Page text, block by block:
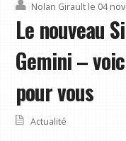
Nolan Girault le 04
Le nouveau
Gemini –
pour vous
Actualité